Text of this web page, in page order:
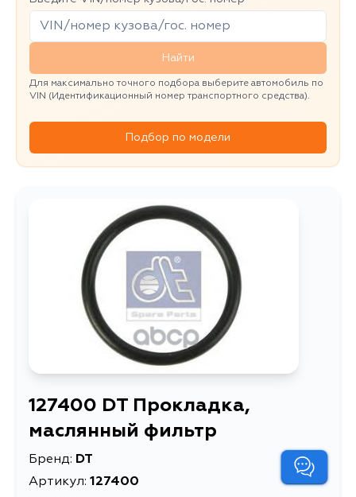
Найти
Для максимально точного подбора выберите автомобиль по
VIN (Идентификационный номер транспортного средства).
Подбор по модели
127400 DT Прокладка,
маслянный фильтр
Бренд: DT
Артикул: 127400